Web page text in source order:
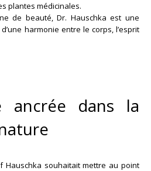
plantes médicinales.
de beauté, Dr. Hauschka est une
harmonie entre le corps, l’esprit
ancrée dans la
Hauschka souhaitait mettre au point